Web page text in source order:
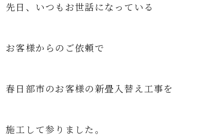
先日、いつもお世話になっている
お客様からのご依頼で
春日部市のお客様の新畳入替え工事を
施工して参りました。